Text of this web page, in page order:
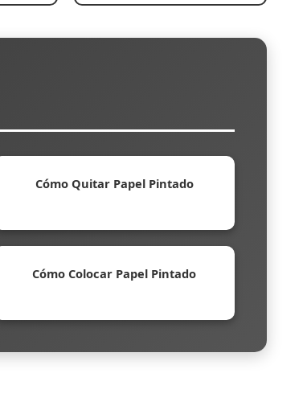
Cómo Quitar Papel Pintado
Cómo Colocar Papel Pintado